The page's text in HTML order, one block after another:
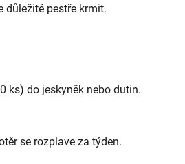
důležité pestře krmit.
ks) do jeskyněk nebo dutin.
se rozplave za týden.